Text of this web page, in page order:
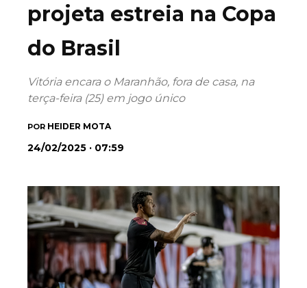
projeta estreia na Copa
do Brasil
Vitória encara o Maranhão, fora de casa, na
terça-feira (25) em jogo único
POR HEIDER MOTA
24/02/2025 · 07:59